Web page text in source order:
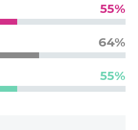
55%
64%
55%